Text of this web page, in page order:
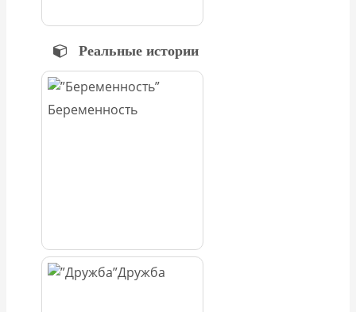
Реальные истории
Беременность
Дружба